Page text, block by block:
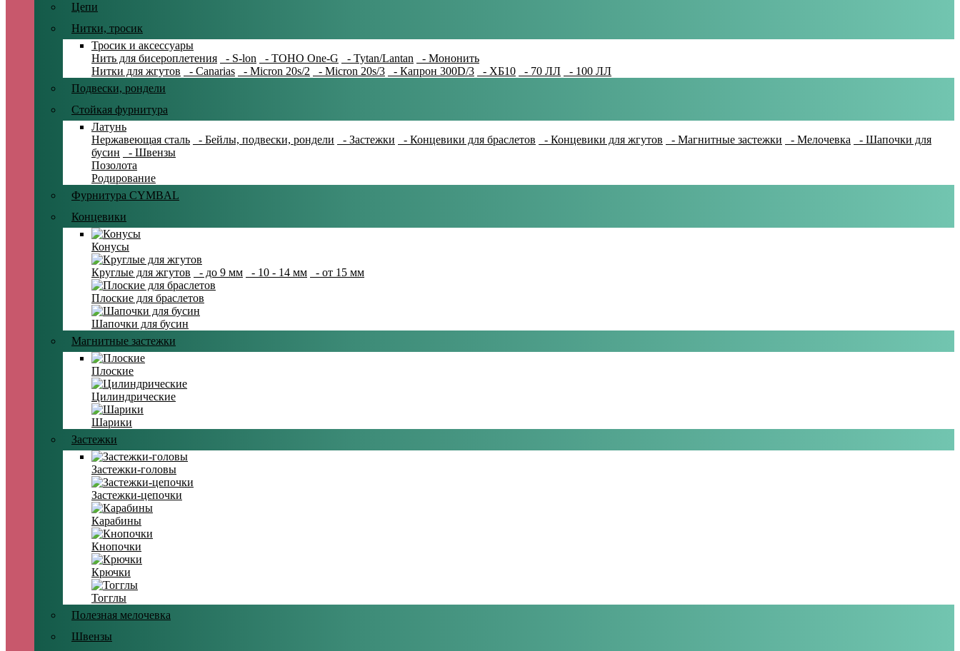
Цепи
Нитки, тросик
Тросик и аксессуары
Нить для бисероплетения
- S-lon - TOHO One-G - Tytan/Lantan
- Мононить
Нитки для жгутов
- Canarias - Micron 20s/2 - Micron 20s/3 - Капрон 300D/3 - ХБ10 - 70 ЛЛ
- 100 ЛЛ
Подвески, рондели
Стойкая фурнитура
Латунь
Нержавеющая сталь
- Бейлы, подвески, рондели - Застежки - Концевики для браслетов - Концевики для жгутов - Магнитные застежки - Мелочевка
- Шапочки для
бусин
- Швензы
Позолота
Родирование
Фурнитура CYMBAL
Концевики
Конусы
Круглые для жгутов - до 9 мм - 10 - 14 мм - от 15 мм
Плоские для браслетов
Шапочки для бусин
Магнитные застежки
Плоские
Цилиндрические
Шарики
Застежки
Застежки-головы
Застежки-цепочки
Карабины
Кнопочки
Крючки
Тогглы
Полезная мелочевка
Швензы